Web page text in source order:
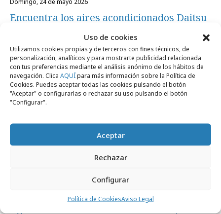
Uso de cookies
Utilizamos cookies propias y de terceros con fines técnicos, de
personalización, analíticos y para mostrarte publicidad relacionada
con tus preferencias mediante el análisis anónimo de los hábitos de
navegación. Clica AQUÍpara más información sobre la Política de
Cookies. Puedes aceptar todas las cookies pulsando el botón
"Aceptar" o configurarlas o rechazar su uso pulsando el botón
"Configurar".
Aceptar
Rechazar
Configurar
Política de CookiesAviso Legal
domingo, 24 de mayo 2026
Encuentra los aires acondicionados Daitsu
escondidos en la ciudad
Formación y estudios